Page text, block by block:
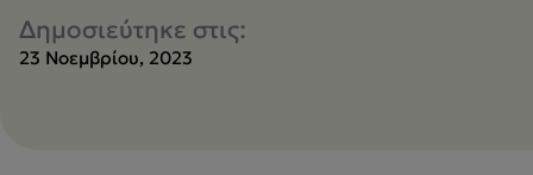
Δημοσιεύτηκε στις:
23 Νοεμβρίου, 2023